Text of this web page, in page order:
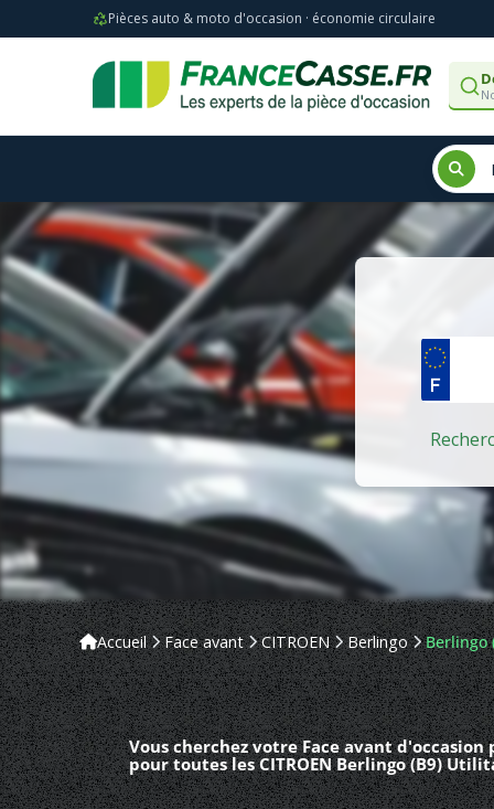
Pièces auto & moto d'occasion · économie circulaire
Accueil Face avant CITROEN Berlingo Berlingo
Vous cherchez votre Face avant d'occasion
pour toutes les CITROEN Berlingo (B9)